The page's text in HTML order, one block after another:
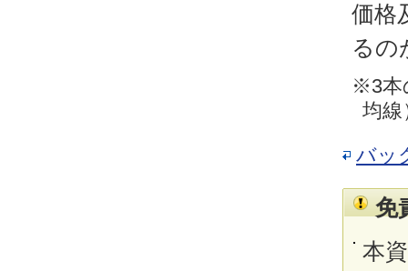
価格
るの
※3本
均
バッ
免
本